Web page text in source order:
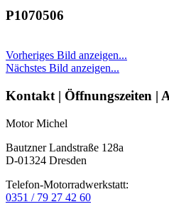
P1070506
Vorheriges Bild anzeigen...
Nächstes Bild anzeigen...
Seitenleiste
Kontakt | Öffnungszeiten |
Motor Michel
Bautzner Landstraße 128a
D-01324 Dresden
Telefon-Motorradwerkstatt:
0351 / 79 27 42 60